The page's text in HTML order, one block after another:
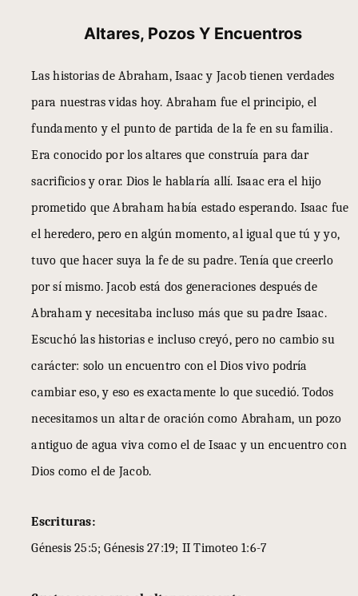
Altares, Pozos Y Encuentros
Las historias de Abraham, Isaac y Jacob tienen verdades
para nuestras vidas hoy. Abraham fue el principio, el
fundamento y el punto de partida de la fe en su familia.
Era conocido por los altares que construía para dar
sacrificios y orar. Dios le hablaría allí. Isaac era el hijo
prometido que Abraham había estado esperando. Isaac fue
el heredero, pero en algún momento, al igual que tú y yo,
tuvo que hacer suya la fe de su padre. Tenía que creerlo
por sí mismo. Jacob está dos generaciones después de
Abraham y necesitaba incluso más que su padre Isaac.
Escuchó las historias e incluso creyó, pero no cambio su
carácter: solo un encuentro con el Dios vivo podría
cambiar eso, y eso es exactamente lo que sucedió. Todos
necesitamos un altar de oración como Abraham, un pozo
antiguo de agua viva como el de Isaac y un encuentro con
Dios como el de Jacob.
Escrituras:
Génesis 25:5; Génesis 27:19; II Timoteo 1:6-7